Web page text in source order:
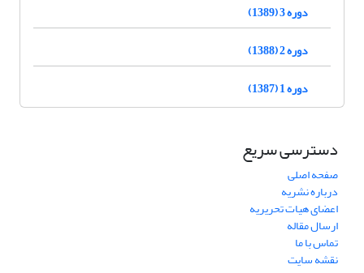
دوره 3 (1389)
دوره 2 (1388)
دوره 1 (1387)
دسترسی سریع
صفحه اصلی
درباره نشریه
اعضای هیات تحریریه
ارسال مقاله
تماس با ما
نقشه سایت